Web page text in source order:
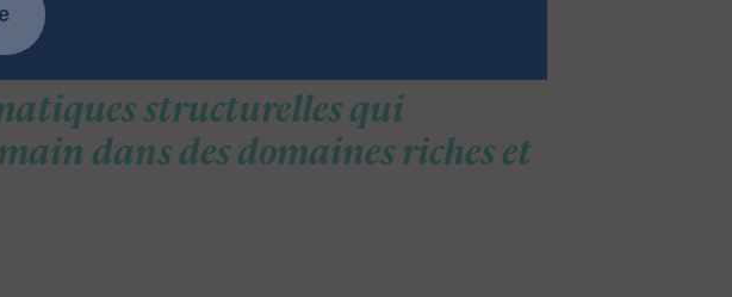
structurelles qui
dans des domaines riches et